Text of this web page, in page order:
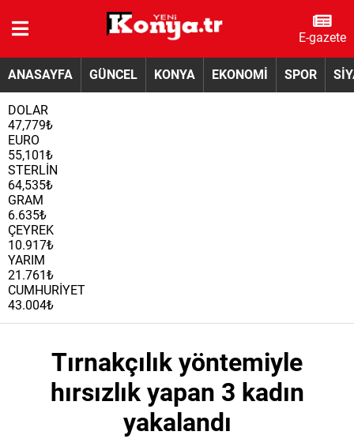
E-gazete
ANASAYFA GÜNCEL KONYA EKONOMİ SPOR
DOLAR
47,779₺
EURO
55,101₺
STERLİN
64,535₺
GRAM
6.635₺
ÇEYREK
10.917₺
YARIM
21.761₺
CUMHURİYET
43.004₺
Tırnakçılık yöntemiyle
hırsızlık yapan 3 kadın
yakalandı